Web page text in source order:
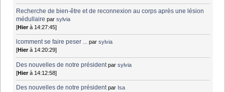
Recherche de bien-être et de reconnexion au corps après une lésion
médullaire parsylvia
[Hierà 14:27:45]
lcomment se faire peser ... parsylvia
[Hierà 14:20:29]
Des nouvelles de notre président parsylvia
[Hierà 14:12:58]
Des nouvelles de notre président par Isa